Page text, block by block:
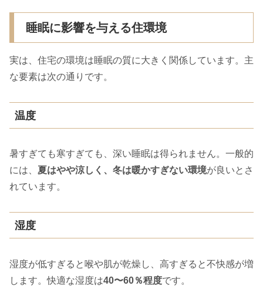
睡眠に影響を与える住環境
実は、住宅の環境は睡眠の質に大きく関係しています。主
な要素は次の通りです。
温度
暑すぎても寒すぎても、深い睡眠は得られません。一般的
には、 夏はやや涼しく、冬は暖かすぎない環境が良いとさ
れています。
湿度
湿度が低すぎると喉や肌が乾燥し、高すぎると不快感が増
します。快適な湿度は40〜60％程度です。